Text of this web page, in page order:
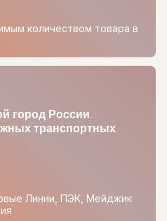
количеством товара в
город России.
транспортных
Линии, ПЭК, Мейджик